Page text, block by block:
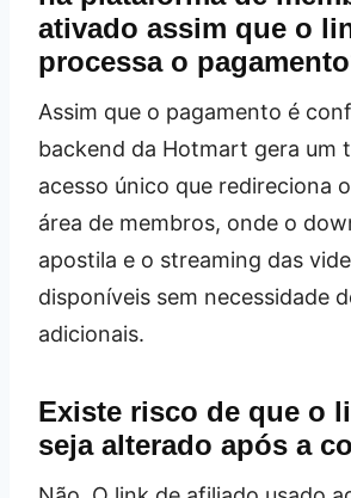
ativado assim que o
processa o
Assim que o pagamento é
backend da Hotmart gera um
acesso único que redireciona
área de membros, onde o
apostila e o streaming das
disponíveis sem necessidade
adicionais.
Existe risco de que o
seja alterado após a